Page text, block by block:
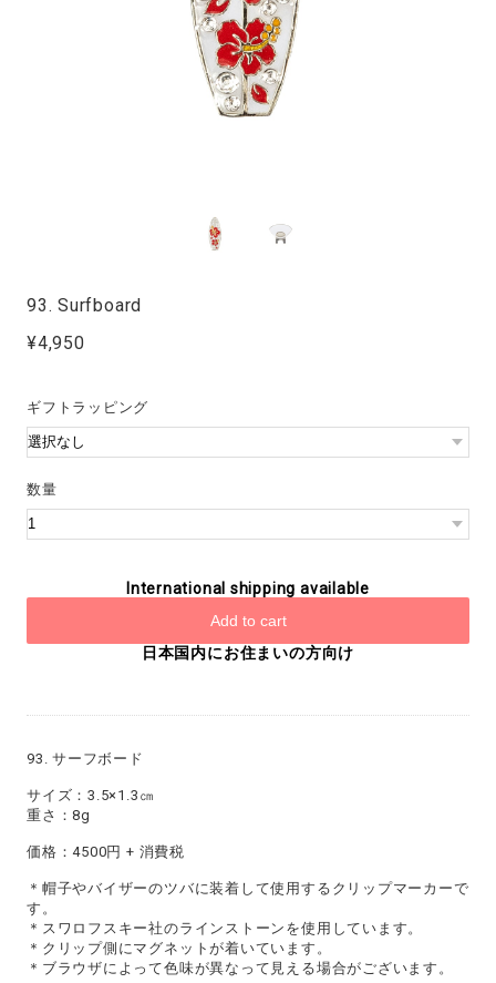
93. Surfboard
¥4,950
ギフトラッピング
数量
International shipping available
Add to cart
日本国内にお住まいの方向け
93. サーフボード
サイズ：3.5×1.3㎝
重さ：8g
価格：4500円 + 消費税
＊帽子やバイザーのツバに装着して使用するクリップマーカーで
す。
＊スワロフスキー社のラインストーンを使用しています。
＊クリップ側にマグネットが着いています。
＊ブラウザによって色味が異なって見える場合がございます。